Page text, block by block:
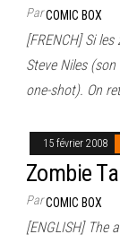
ParCOMIC BOX
[FRENCH] Si
Steve Niles
one-shot). On
15 février 2008
Zombie
ParCOMIC BOX
[ENGLISH] The